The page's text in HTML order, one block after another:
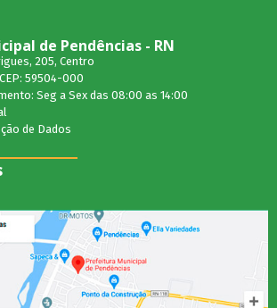
de Pendências - RN
205, Centro
59504-000
Seg a Sex das 08:00 as 14:00
de Dados